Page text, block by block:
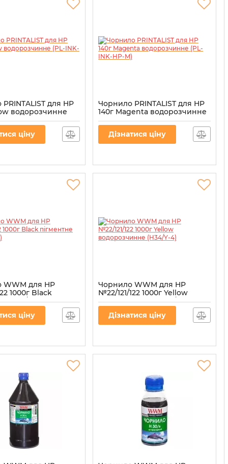
для HP
водорозчинне
Y)
INK-HP-Y
ціну
Чорнило PRINTALIST для HP
140г Magenta водорозчинне
(PL-INK-HP-M)
Артикул: PL-INK-HP-M
Дізнатися ціну
для HP
1000г Black
(H30/BP-4)
ціну
Чорнило WWM для HP
№22/121/122 1000г Yellow
водорозчинне (H34/Y-4)
Артикул:
Дізнатися ціну